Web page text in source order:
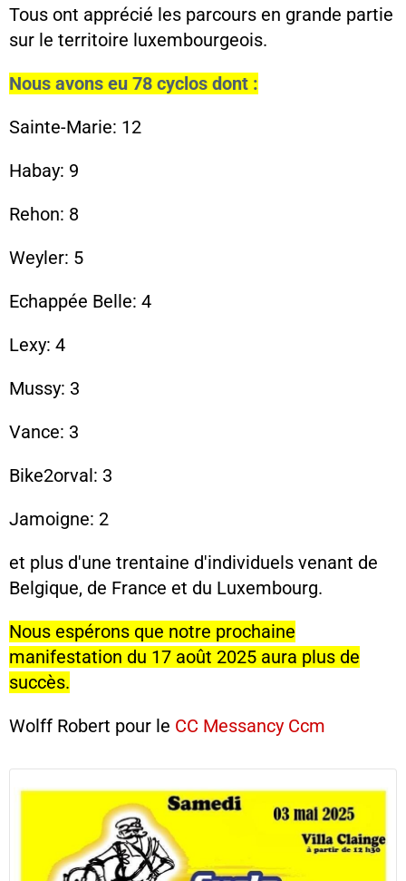
Tous ont apprécié les parcours en grande partie
sur le territoire luxembourgeois.
Nous avons eu 78 cyclos dont :
Sainte-Marie: 12
Habay: 9
Rehon: 8
Weyler: 5
Echappée Belle: 4
Lexy: 4
Mussy: 3
Vance: 3
Bike2orval: 3
Jamoigne: 2
et plus d'une trentaine d'individuels venant de
Belgique, de France et du Luxembourg.
Nous espérons que notre prochaine
manifestation du 17 août 2025 aura plus de
succès.
Wolff Robert pour le CC Messancy Ccm